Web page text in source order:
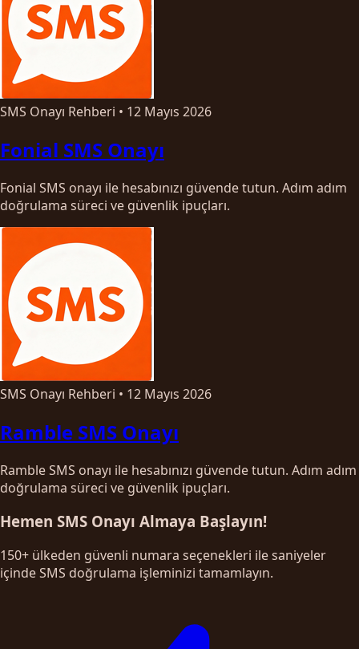
SMS Onayı Rehberi • 12 Mayıs 2026
Fonial SMS Onayı
Fonial SMS onayı ile hesabınızı güvende tutun. Adım adım
doğrulama süreci ve güvenlik ipuçları.
SMS Onayı Rehberi • 12 Mayıs 2026
Ramble SMS Onayı
Ramble SMS onayı ile hesabınızı güvende tutun. Adım adım
doğrulama süreci ve güvenlik ipuçları.
Hemen SMS Onayı Almaya Başlayın!
150+ ülkeden güvenli numara seçenekleri ile saniyeler
içinde SMS doğrulama işleminizi tamamlayın.